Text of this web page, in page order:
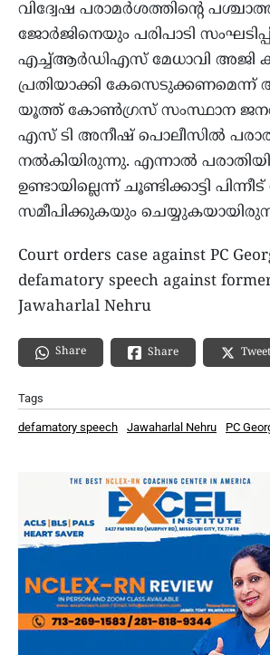
വിദ്വേഷ പരാമർശത്തിന്റെ
ജോർജിനെയും പരിപാടി
എച്ച്ആർഡിഎസ് മേധാവി
പ്രതിയാക്കി കേസെടുക്കണമെന്ന്
യൂത്ത് കോൺഗ്രസ് സംസ്ഥാന
എസ് ടി അനീഷ് പൊലീസിൽ
നൽകിയിരുന്നു. എന്നാൽ
ഉണ്ടായില്ലെന്ന് ചൂണ്ടിക്കാട്ടി
സമീപിക്കുകയും
Court orders case against PC
defamatory speech against
Jawaharlal Nehru
Share Share Tweet
Tags
defamatory speech Jawaharlal Nehru PC